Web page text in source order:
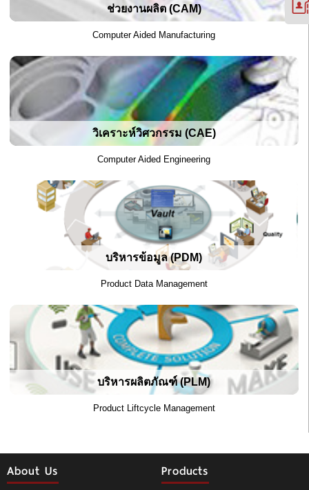
ช่วยงานผลิต (CAM)
Computer Aided Manufacturing
วิเคราะห์วิศวกรรม (CAE)
Computer Aided Engineering
บริหารข้อมูล (PDM)
Product Data Management
บริหารผลิตภัณฑ์ (PLM)
Product Liftcycle Management
About Us Products